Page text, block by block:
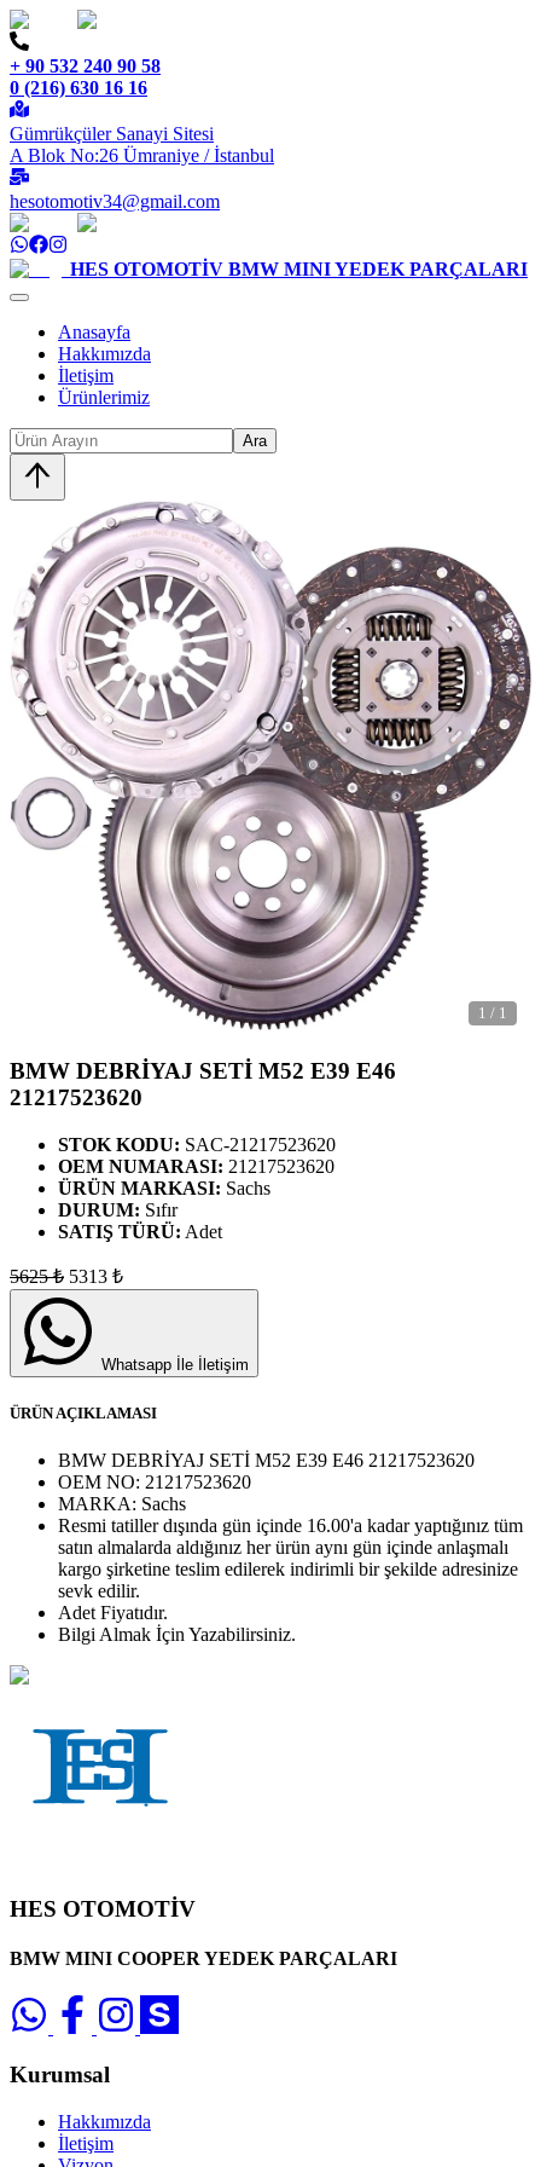
+ 90 532 240 90 58
0 (216) 630 16 16
Gümrükçüler Sanayi Sitesi
A Blok No:26 Ümraniye / İstanbul
hesotomotiv34@gmail.com
HES OTOMOTİV BMW MINI YEDEK PARÇALARI
Anasayfa
Hakkımızda
İletişim
Ürünlerimiz
Ara
1 / 1
BMW DEBRİYAJ SETİ M52 E39 E46
21217523620
STOK KODU: SAC-21217523620
OEM NUMARASI: 21217523620
ÜRÜN MARKASI: Sachs
DURUM: Sıfır
SATIŞ TÜRÜ: Adet
5625₺ 5313 ₺
Whatsapp İle İletişim
ÜRÜN AÇIKLAMASI
BMW DEBRİYAJ SETİ M52 E39 E46 21217523620
OEM NO: 21217523620
MARKA: Sachs
Resmi tatiller dışında gün içinde 16.00'a kadar yaptığınız tüm
satın almalarda aldığınız her ürün aynı gün içinde anlaşmalı
kargo şirketine teslim edilerek indirimli bir şekilde adresinize
sevk edilir.
Adet Fiyatıdır.
Bilgi Almak İçin Yazabilirsiniz.
HES OTOMOTİV
BMW MINI COOPER YEDEK PARÇALARI
Kurumsal
Hakkımızda
İletişim